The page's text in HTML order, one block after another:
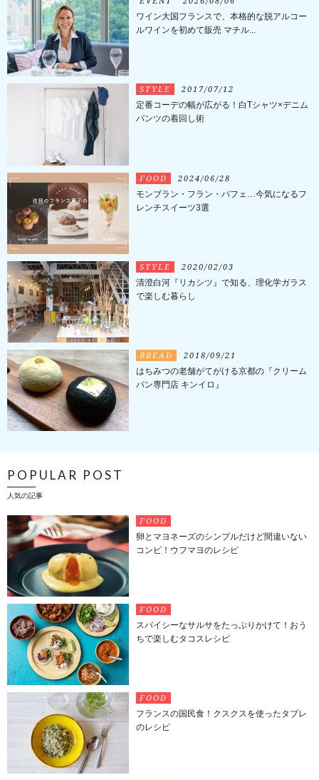
ワイン大国フランスで、本格的な脱アルコー
ルワインを初めて販売 マチル...
STYLE 2017/07/12
定番コーデの幅が広がる！白Tシャツ×デニム
パンツの着回し術
FOOD 2024/06/28
モンブラン・フラン・パフェ…今気になるフ
レンチスイーツ3選
STYLE 2020/02/03
清澄白河『リカシツ』で知る、理化学ガラス
で楽しむ暮らし
BREAD 2018/09/21
はちみつの老舗がてがける京都の『クリーム
パン専門店 キンイロ』
POPULAR POST
人気の記事
FOOD
卵とマヨネーズのシンプルだけど間違いない
コンビ！ウフマヨのレシピ
FOOD
スパイシーなサルサをたっぷりかけて！おう
ちで楽しむタコスレシピ
FOOD
フランスの国民食！クスクスを使ったタブレ
のレシピ